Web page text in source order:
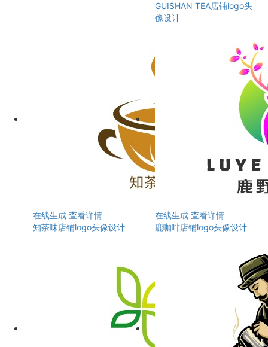
GUISHAN TEA店铺logo头
像设计
在线生成 查看详情
知茶味店铺logo头像设计
在线生成 查看详情
鹿咖啡店铺logo头像设计